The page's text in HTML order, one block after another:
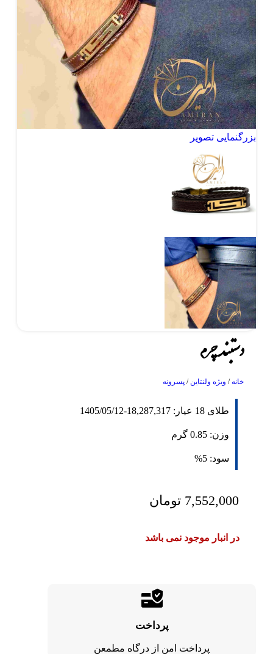
بزرگنمایی تصویر
دستبند چرم
خانه/ ویژه ولنتاین/ پسرونه
طلای 18 عیار: 18,287,317
-
1405/05/12
وزن: 0.85 گرم
سود: 5%
7,552,000 تومان
در انبار موجود نمی باشد
پرداخت
پرداخت امن از درگاه مطمعن